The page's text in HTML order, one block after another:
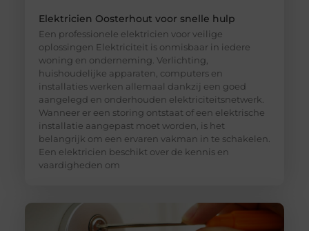
Elektricien Oosterhout voor snelle hulp
Een professionele elektricien voor veilige
oplossingen Elektriciteit is onmisbaar in iedere
woning en onderneming. Verlichting,
huishoudelijke apparaten, computers en
installaties werken allemaal dankzij een goed
aangelegd en onderhouden elektriciteitsnetwerk.
Wanneer er een storing ontstaat of een elektrische
installatie aangepast moet worden, is het
belangrijk om een ervaren vakman in te schakelen.
Een elektricien beschikt over de kennis en
vaardigheden om